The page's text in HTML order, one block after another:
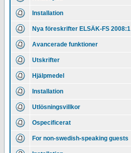
Installation
Nya föreskrifter ELSÄK-FS 2008:1
Avancerade funktioner
Utskrifter
Hjälpmedel
Installation
Utlösningsvillkor
Ospecificerat
For non-swedish-speaking guests